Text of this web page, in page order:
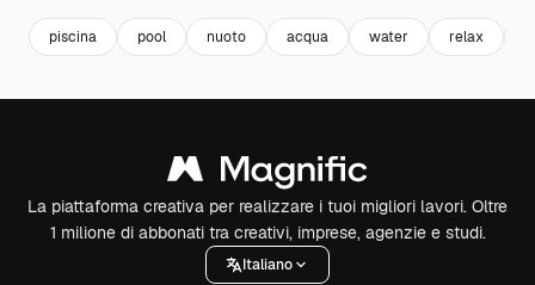
piscina pool nuoto acqua water relax
La piattaforma creativa per realizzare i tuoi migliori lavori. Oltre
1 milione di abbonati tra creativi, imprese, agenzie e studi.
Italiano